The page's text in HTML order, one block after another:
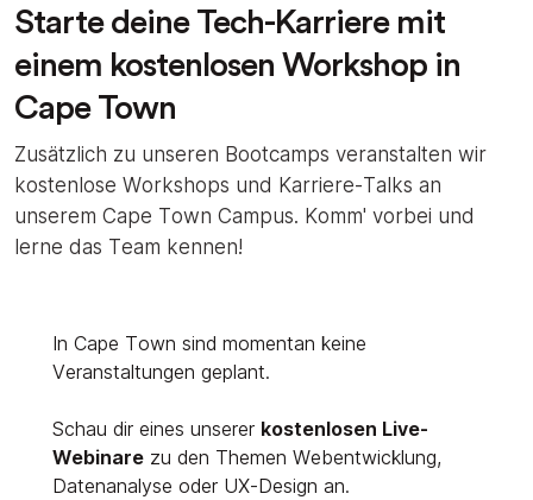
Starte deine Tech-Karriere mit
einem kostenlosen Workshop in
Cape Town
Zusätzlich zu unseren Bootcamps veranstalten wir
kostenlose Workshops und Karriere-Talks an
unserem Cape Town Campus. Komm' vorbei und
lerne das Team kennen!
In Cape Town sind momentan keine
Veranstaltungen geplant.
Schau dir eines unserer kostenlosen Live-
Webinare zu den Themen Webentwicklung,
Datenanalyse oder UX-Design an.